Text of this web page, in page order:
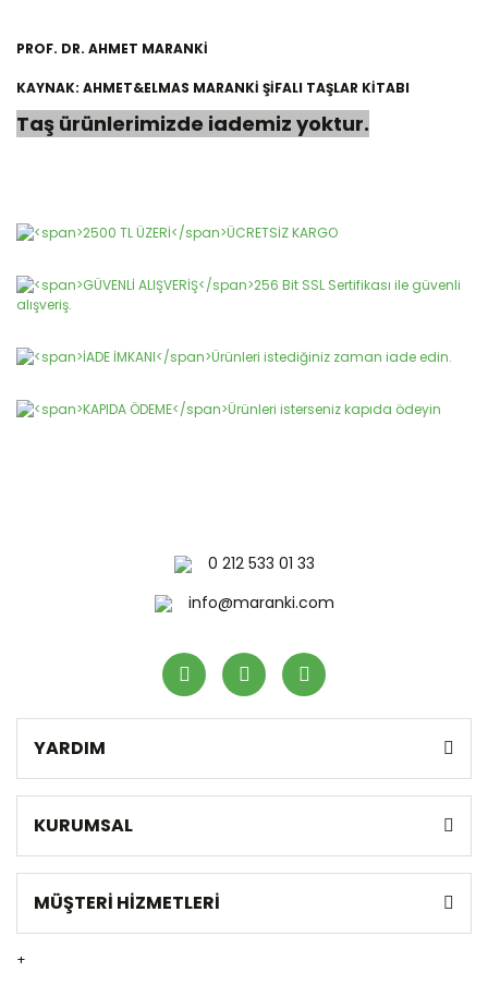
PROF. DR. AHMET MARANKİ
KAYNAK: AHMET&ELMAS MARANKİ ŞİFALI TAŞLAR KİTABI
Taş ürünlerimizde iademiz yoktur.
Bu ürüne ilk yorumu siz yapın!
konularda yetersiz gördüğünüz noktaları öneri formunu
kullanarak tarafımıza iletebilirsiniz.
Ürün açıklamasında eksik bilgiler bulunuyor.
Ürün fiyatı diğer sitelerden daha pahalı.
0 212 533 01 33
info@maranki.com
YARDIM
KURUMSAL
MÜŞTERİ HİZMETLERİ
+